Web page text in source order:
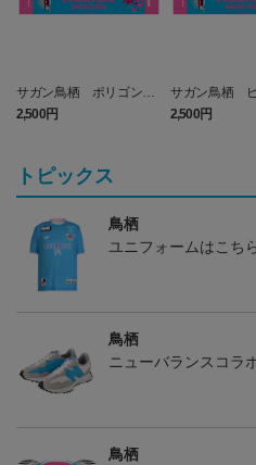
サガン鳥栖 ポリゴンZ
タオルマフラー
2,500円
サガン鳥栖
タオルマフラー
2,500円
トピックス
鳥栖
ユニフォームはこち
鳥栖
ニューバランスコラ
鳥栖